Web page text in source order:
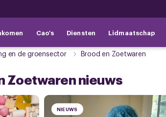
Cao's Diensten Lidmaatschap
en de groensector Brood en Zoetwaren
Zoetwaren nieuws
NIEUWS